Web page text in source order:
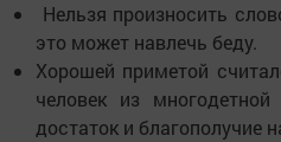
Нельзя произносить
это может навлечь беду.
Хорошей приметой
человек из
достаток и благополучие